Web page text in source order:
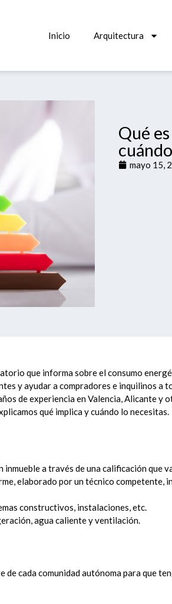
Inicio Arquitectura
Qué
mayo 15,
que informa sobre el consumo
y ayudar a compradores e inquilinos a
de experiencia en Valencia, Alicante y
qué implica y cuándo lo necesitas.
a través de una calificación que
elaborado por un técnico competente,
constructivos, instalaciones, etc.
agua caliente y ventilación.
cada comunidad autónoma para que